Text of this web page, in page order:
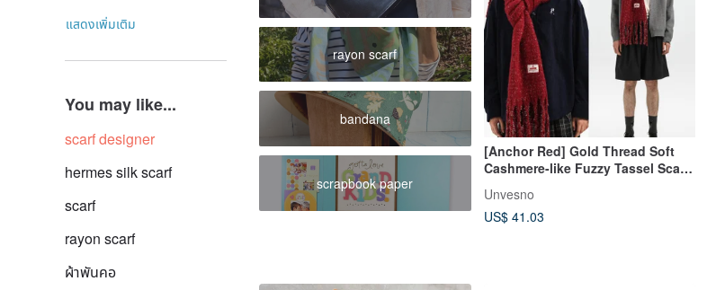
แสดงเพิ่มเติม
You may like...
scarf designer
hermes​ silk scarf
scarf
rayon scarf
ผ้าพันคอ
rayon scarf
bandana
scrapbook paper
[Anchor Red] Gold Thread Soft
Cashmere-like Fuzzy Tassel Scarf
Neck Warmer Unvesno(UN)
Unvesno
US$ 41.03